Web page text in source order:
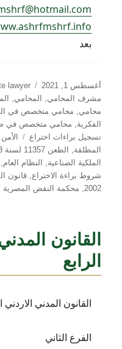
بعد
نُشرت
في
أغسطس 1, 2021 lawyer
مشرف المحامي, المحامي,
محامي, محامي متخصص في
الفكرية, محامي متخصص في
تسجيل براءات اختراع
المطلقة, الطعن 11357 لسنة 83 قضائية
الملكية الصناعية, النظام العام,
شروط براءة الاختراع,قانون
2002
, محكمة النقض المصرية
القانون
الرابع
القانون المدني الاردني
الفرع الثاني